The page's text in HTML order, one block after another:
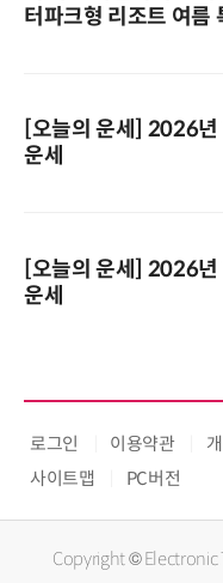
터파크형 리조트 여름
[오늘의 운세] 2026
운세
[오늘의 운세] 2026
운세
로그인 이용약관
사이트맵
PC버전
Copyright © Electronic